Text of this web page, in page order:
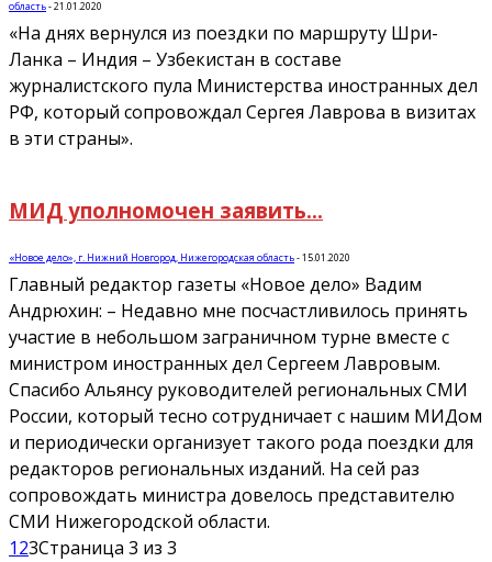
область-21.01.2020
«На днях вернулся из поездки по маршруту Шри-
Ланка – Индия – Узбекистан в составе
журналистского пула Министерства иностранных дел
РФ, который сопровождал Сергея Лаврова в визитах
в эти страны».
МИД уполномочен заявить…
«Новое дело», г. Нижний Новгород, Нижегородская область-15.01.2020
Главный редактор газеты «Новое дело» Вадим
Андрюхин: – Недавно мне посчастливилось принять
участие в небольшом заграничном турне вместе с
министром иностранных дел Сергеем Лавровым.
Спасибо Альянсу руководителей региональных СМИ
России, который тесно сотрудничает с нашим МИДом
и периодически организует такого рода поездки для
редакторов региональных изданий. На сей раз
сопровождать министра довелось представителю
СМИ Нижегородской области.
123Страница 3 из 3